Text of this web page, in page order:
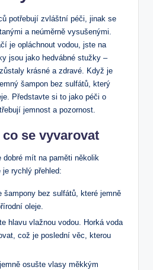
potřebují zvláštní péči, jinak se
a neúměrně vysušenými.
je opláchnout vodou, jste na
jsou jako hedvábné stužky –
krásné a zdravé. Když je
šampon bez sulfátů, který
Představte si to jako péči o
jemnost a pozornost.
se vyvarovat
mít na paměti několik
rychlý přehled:
šampony bez sulfátů, které jemně
oleje.
hlavu vlažnou vodou. Horká voda
což je poslední věc, kterou
osušte vlasy měkkým